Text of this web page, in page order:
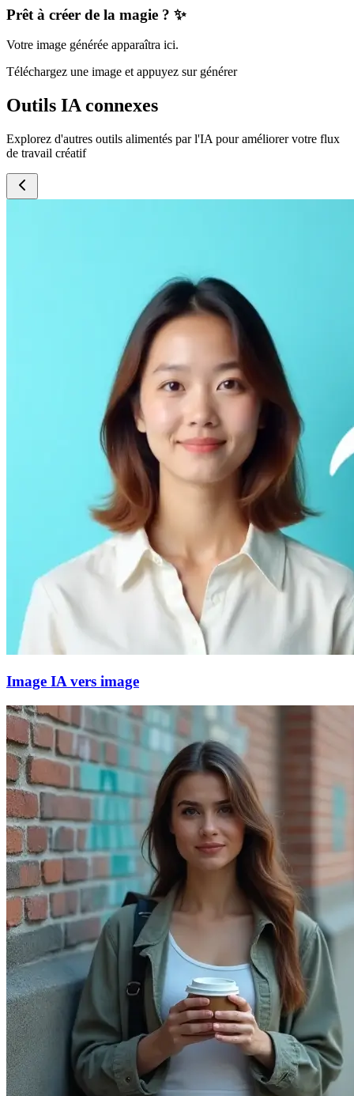
Prêt à créer de la magie ? ✨
Votre image générée apparaîtra ici.
Téléchargez une image et appuyez sur générer
Outils IA connexes
Explorez d'autres outils alimentés par l'IA pour améliorer votre flux
de travail créatif
Image IA vers image